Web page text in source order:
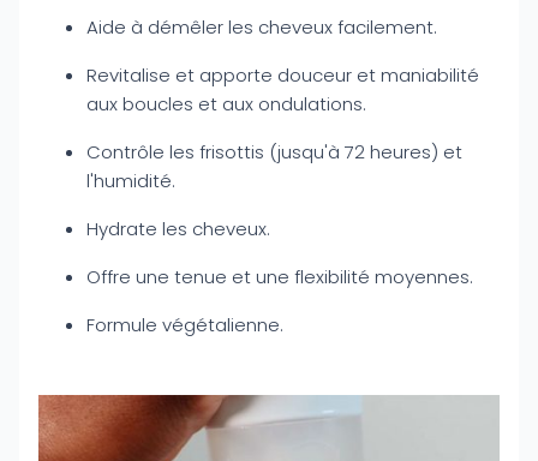
Aide à démêler les cheveux facilement.
Revitalise et apporte douceur et maniabilité
aux boucles et aux ondulations.
Contrôle les frisottis (jusqu'à 72 heures) et
l'humidité.
Hydrate les cheveux.
Offre une tenue et une flexibilité moyennes.
Formule végétalienne.